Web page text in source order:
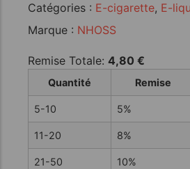
Catégories : E-cigarette, E-
Marque : NHOSS
Remise Totale: 4,80 €
Quantité Remise
5-10 5%
11-20 8%
21-50 10%